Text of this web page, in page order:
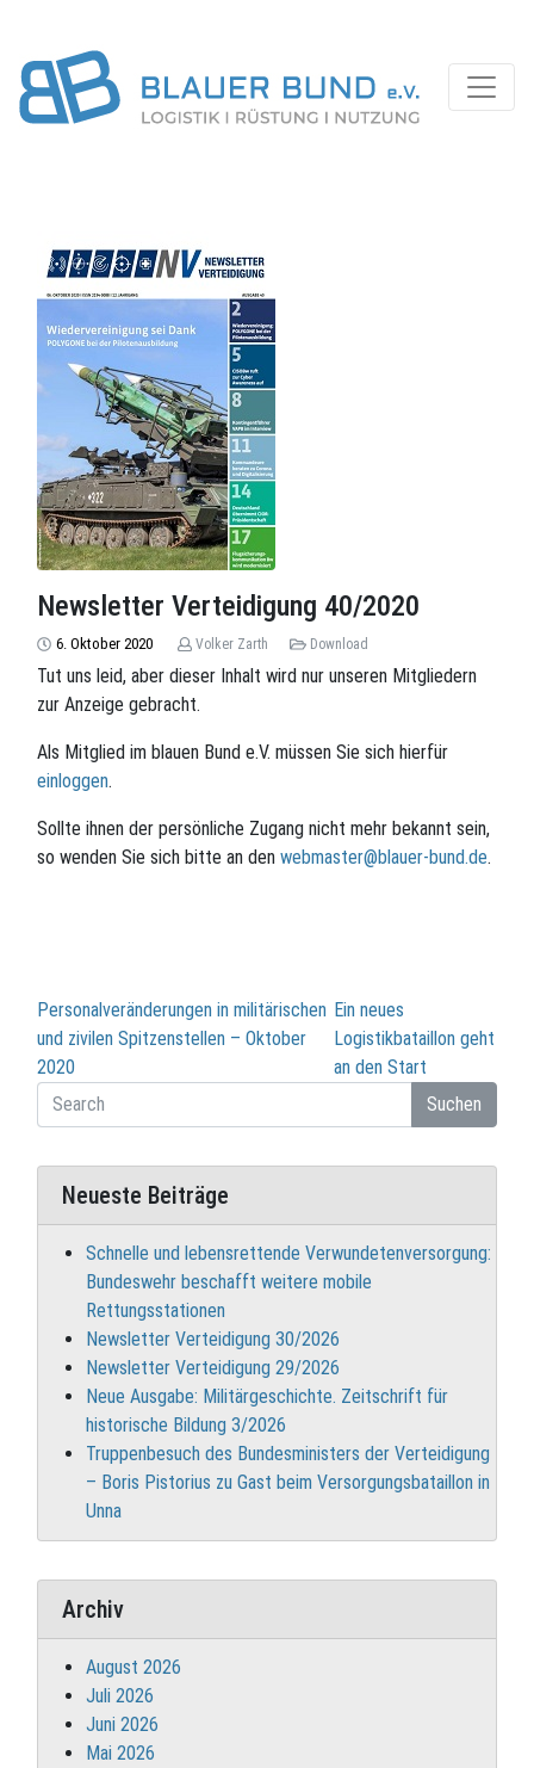
Newsletter Verteidigung 40/2020
6. Oktober 2020 Volker Zarth Download
Tut uns leid, aber dieser Inhalt wird nur unseren Mitgliedern
zur Anzeige gebracht.
Als Mitglied im blauen Bund e.V. müssen Sie sich hierfür
einloggen.
Sollte ihnen der persönliche Zugang nicht mehr bekannt sein,
so wenden Sie sich bitte an den webmaster@blauer-bund.de.
Beitragsnavigation
Personalveränderungen in militärischen
und zivilen Spitzenstellen – Oktober
2020
Ein neues
Logistikbataillon geht
an den Start
Suchen
Neueste Beiträge
Schnelle und lebensrettende Verwundetenversorgung:
Bundeswehr beschafft weitere mobile
Rettungsstationen
Newsletter Verteidigung 30/2026
Newsletter Verteidigung 29/2026
Neue Ausgabe: Militärgeschichte. Zeitschrift für
historische Bildung 3/2026
Truppenbesuch des Bundesministers der Verteidigung
– Boris Pistorius zu Gast beim Versorgungsbataillon in
Unna
Archiv
August 2026
Juli 2026
Juni 2026
Mai 2026